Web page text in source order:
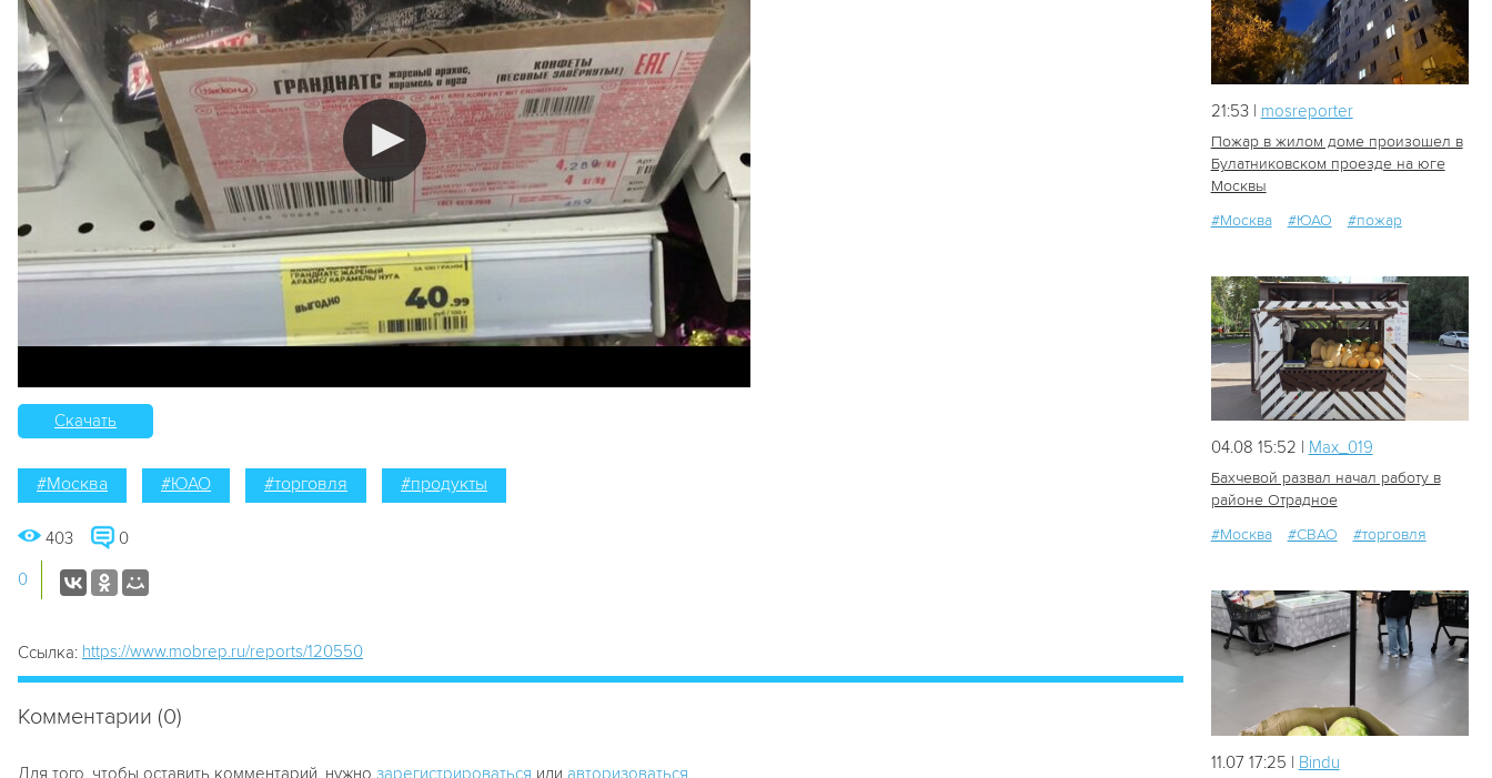
Скачать
#Москва #ЮАО #торговля #продукты
403 0
0
Ссылка: https://www.mobrep.ru/reports/120550
Комментарии (0)
Для того, чтобы оставить комментарий, нужно зарегистрироваться или авторизоваться
21:53 | mosreporter
Пожар в жилом доме произошел в
Булатниковском проезде на юге
Москвы
#Москва
#ЮАО #пожар
67
04.08 15:52 | Мах_019
Бахчевой развал начал работу в
районе Отрадное
#Москва
#СВАО #торговля
11.07 17:25 | Bindu